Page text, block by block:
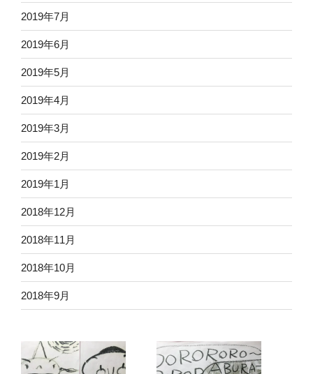
2019年7月
2019年6月
2019年5月
2019年4月
2019年3月
2019年2月
2019年1月
2018年12月
2018年11月
2018年10月
2018年9月